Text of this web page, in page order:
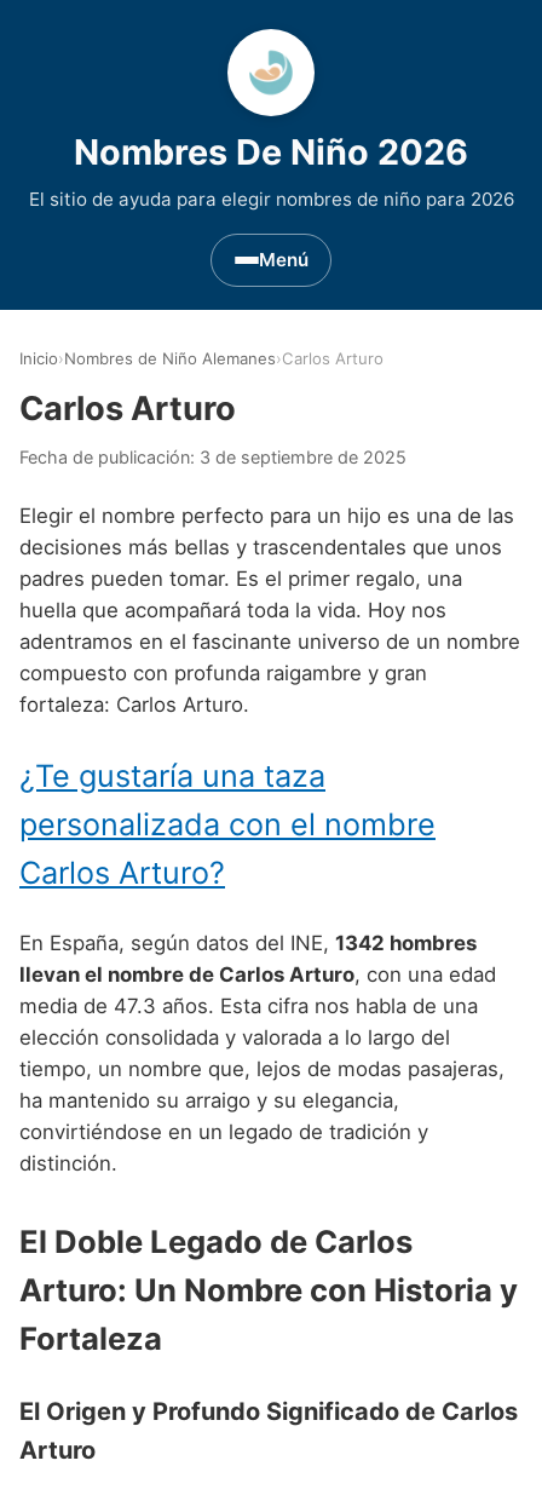
Nombres De Niño 2026
El sitio de ayuda para elegir nombres de niño para 2026
Menú
Nombres de niño que empiezan por D
Nombres de niño que empiezan por E
Nombres de niño que empiezan por F
Nombres de niño que empiezan por G
Nombres de niño que empiezan por H
Nombres de niño que empiezan por I
Nombres de niño que empiezan por J
Nombres de niño que empiezan por K
Nombres de niño que empiezan por M
Nombres de niño que empiezan por N
Nombres de niño que empiezan por O
Nombres de niño que empiezan por P
Nombres de niño que empiezan por Q
Nombres de niño que empiezan por S
Nombres de niño que empiezan por T
Nombres de niño que empiezan por U
Nombres de niño que empiezan por W
Nombres de Niño Asturianos
Nombres de Niño Baleares
Nombres de Niño Canarios
Nombres de Niño Cantabros
Nombres de Niño Catalanes
Nombres de Niño Extremeños
Nombres de Niño Gallegos
Nombres de Niño Murcianos
Nombres de Niño Navarros
Nombres de Niño Riojanos
Nombres de Niño Valencianos
Nombres de Niño Vascos
Nombres de Niño Celtas
Nombres de Niño Egipcios
Nombres de Niño Griegos
Nombres de Niño Mitologicos
Nombres de Niño Vikingos
Nombres de Niño Alemanes
Nombres de Niño Americanos
Nombres de Niño Arabes
Nombres de Niño Chinos
Nombres de Niño Hispanoamericanos
Nombres de Niño Ingleses
Nombres de Niño Italianos
Nombres de Niño Judíos
Nombres de Niño Marroquíes
Nombres de Niño Portugueses
Nombres de Niño Rumanos
Buscar
Inicio›Nombres de Niño Alemanes›Carlos Arturo
Carlos Arturo
Fecha de publicación: 3 de septiembre de 2025
Elegir el nombre perfecto para un hijo es una de las
decisiones más bellas y trascendentales que unos
padres pueden tomar. Es el primer regalo, una
huella que acompañará toda la vida. Hoy nos
adentramos en el fascinante universo de un nombre
compuesto con profunda raigambre y gran
fortaleza: Carlos Arturo.
¿Te gustaría una taza
personalizada con el nombre
Carlos Arturo?
En España, según datos del INE, 1342 hombres
llevan el nombre de Carlos Arturo, con una edad
media de 47.3 años. Esta cifra nos habla de una
elección consolidada y valorada a lo largo del
tiempo, un nombre que, lejos de modas pasajeras,
ha mantenido su arraigo y su elegancia,
convirtiéndose en un legado de tradición y
distinción.
El Doble Legado de Carlos
Arturo: Un Nombre con Historia y
Fortaleza
El Origen y Profundo Significado de Carlos
Arturo